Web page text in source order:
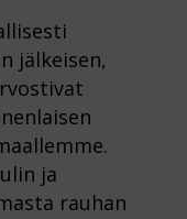
jälkeisen,
ja
rauhan